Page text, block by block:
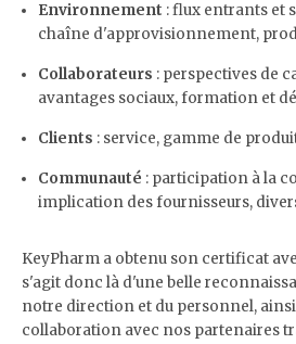
Environnement : flux entrants et
chaîne d'approvisionnement,
Collaborateurs : perspectives de
avantages sociaux, formation et
Clients : service, gamme de
Communauté : participation à la
implication des fournisseurs,
KeyPharm a obtenu son certificat
s'agit donc là d'une belle
notre direction et du personnel,
collaboration avec nos partenaires